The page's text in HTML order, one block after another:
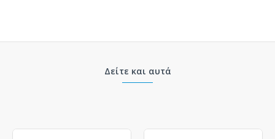
Δείτε και αυτά